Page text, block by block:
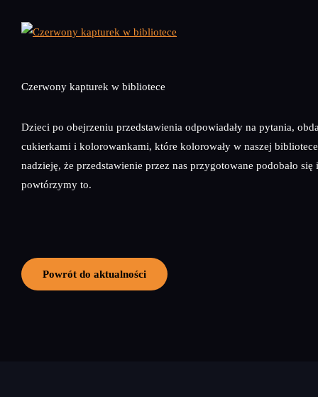
Czerwony kapturek w bibliotece
Dzieci po obejrzeniu przedstawienia odpowiadały na pytania,
cukierkami i kolorowankami, które kolorowały w naszej
nadzieję, że przedstawienie przez nas przygotowane podobało się
powtórzymy to.
Powrót do aktualności